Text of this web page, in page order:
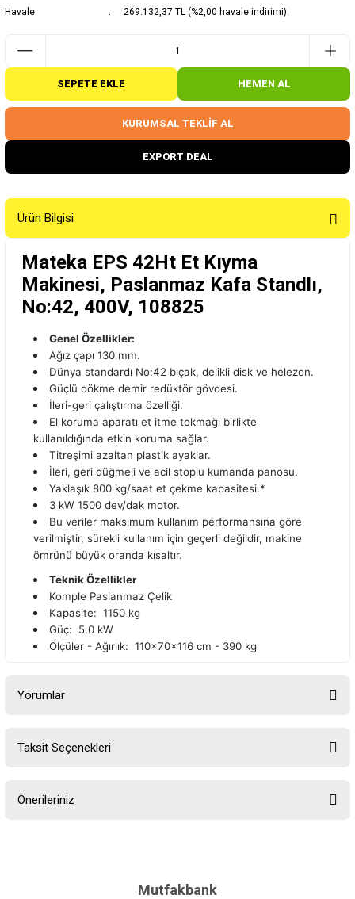
Havale
269.132,37 TL (%2,00 havale indirimi)
SEPETE EKLE HEMEN AL
KURUMSAL TEKLİF AL
EXPORT DEAL
Ürün Bilgisi
Mateka EPS 42Ht Et Kıyma
Makinesi, Paslanmaz Kafa Standlı,
No:42, 400V, 108825
Genel Özellikler:
Ağız çapı 130 mm.
Dünya standardı No:42 bıçak, delikli disk ve helezon.
Güçlü dökme demir redüktör gövdesi.
İleri-geri çalıştırma özelliği.
El koruma aparatı et itme tokmağı birlikte
kullanıldığında etkin koruma sağlar.
Titreşimi azaltan plastik ayaklar.
İleri, geri düğmeli ve acil stoplu kumanda panosu.
Yaklaşık 800 kg/saat et çekme kapasitesi.*
3 kW 1500 dev/dak motor.
Bu veriler maksimum kullanım performansına göre
verilmiştir, sürekli kullanım için geçerli değildir, makine
ömrünü büyük oranda kısaltır.
Teknik Özellikler
Komple Paslanmaz Çelik
Kapasite: 1150 kg
Güç: 5.0 kW
Ölçüler - Ağırlık: 110x70x116 cm - 390 kg
Yorumlar
Taksit Seçenekleri
Önerileriniz
Görüş ve önerileriniz için teşekkür ederiz.
Mutfakbank